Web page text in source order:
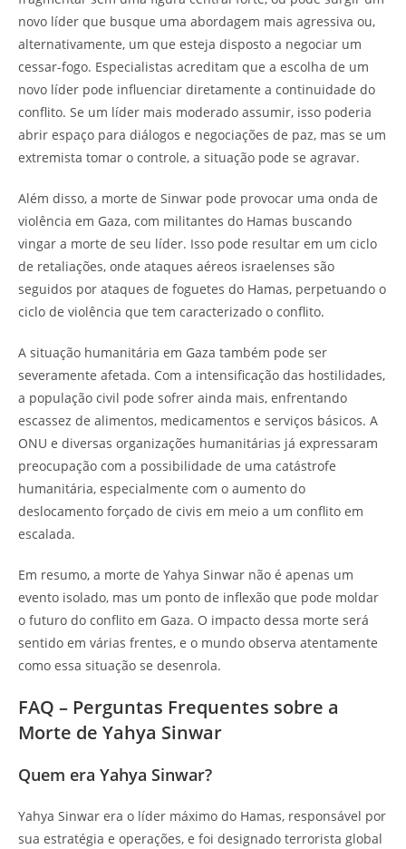
novo líder que busque uma abordagem mais agressiva ou,
alternativamente, um que esteja disposto a negociar um
cessar-fogo. Especialistas acreditam que a escolha de um
novo líder pode influenciar diretamente a continuidade do
conflito. Se um líder mais moderado assumir, isso poderia
abrir espaço para diálogos e negociações de paz, mas se um
extremista tomar o controle, a situação pode se agravar.
Além disso, a morte de Sinwar pode provocar uma onda de
violência em Gaza, com militantes do Hamas buscando
vingar a morte de seu líder. Isso pode resultar em um ciclo
de retaliações, onde ataques aéreos israelenses são
seguidos por ataques de foguetes do Hamas, perpetuando o
ciclo de violência que tem caracterizado o conflito.
A situação humanitária em Gaza também pode ser
severamente afetada. Com a intensificação das hostilidades,
a população civil pode sofrer ainda mais, enfrentando
escassez de alimentos, medicamentos e serviços básicos. A
ONU e diversas organizações humanitárias já expressaram
preocupação com a possibilidade de uma catástrofe
humanitária, especialmente com o aumento do
deslocamento forçado de civis em meio a um conflito em
escalada.
Em resumo, a morte de Yahya Sinwar não é apenas um
evento isolado, mas um ponto de inflexão que pode moldar
o futuro do conflito em Gaza. O impacto dessa morte será
sentido em várias frentes, e o mundo observa atentamente
como essa situação se desenrola.
FAQ – Perguntas Frequentes sobre a
Morte de Yahya Sinwar
Quem era Yahya Sinwar?
Yahya Sinwar era o líder máximo do Hamas, responsável por
sua estratégia e operações, e foi designado terrorista global